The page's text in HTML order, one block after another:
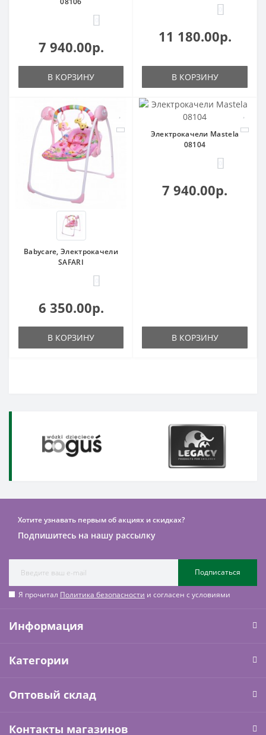
7 940.00р.
В КОРЗИНУ
11 180.00р.
В КОРЗИНУ
Babycare, Электрокачели
SAFARI
6 350.00р.
В КОРЗИНУ
Электрокачели Mastela
08104
7 940.00р.
В КОРЗИНУ
Хотите узнавать первым об акциях и скидках?
Подпишитесь на нашу рассылку
Подписаться
Я прочитал Политика безопасности и согласен с условиями
Информация
Категории
Оптовый склад
Контакты магазинов